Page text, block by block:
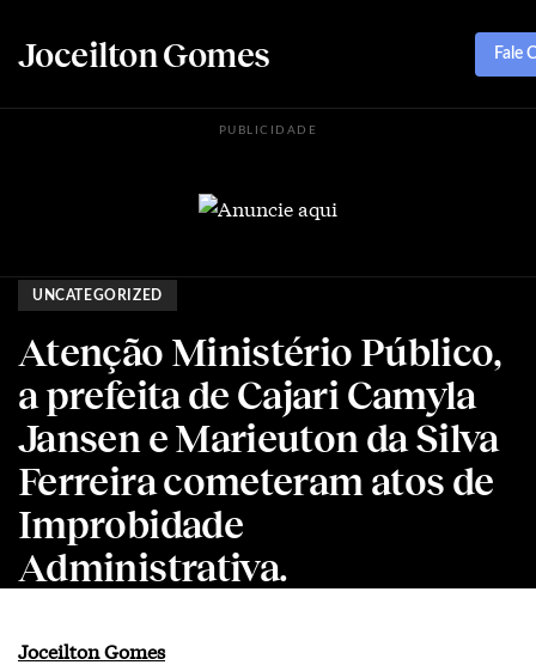
Joceilton Gomes Fale
PUBLICIDADE
UNCATEGORIZED
Atenção Ministério Público,
a prefeita de Cajari Camyla
Jansen e Marieuton da Silva
Ferreira cometeram atos de
Improbidade
Administrativa.
Joceilton Gomes